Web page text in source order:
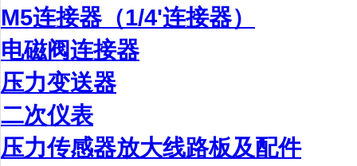
M5连接器（1/4'连接器）
电磁阀连接器
压力变送器
二次仪表
压力传感器放大线路板及配件